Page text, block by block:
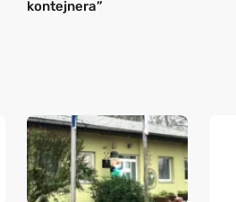
kontejnera”